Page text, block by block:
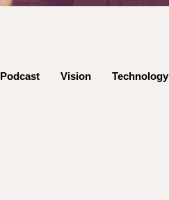
Podcast Vision Technology